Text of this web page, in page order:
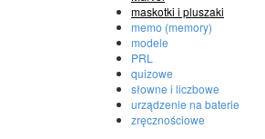
maskotki i pluszaki
memo (memory)
modele
PRL
quizowe
słowne i liczbowe
urządzenie na baterie
zręcznościowe